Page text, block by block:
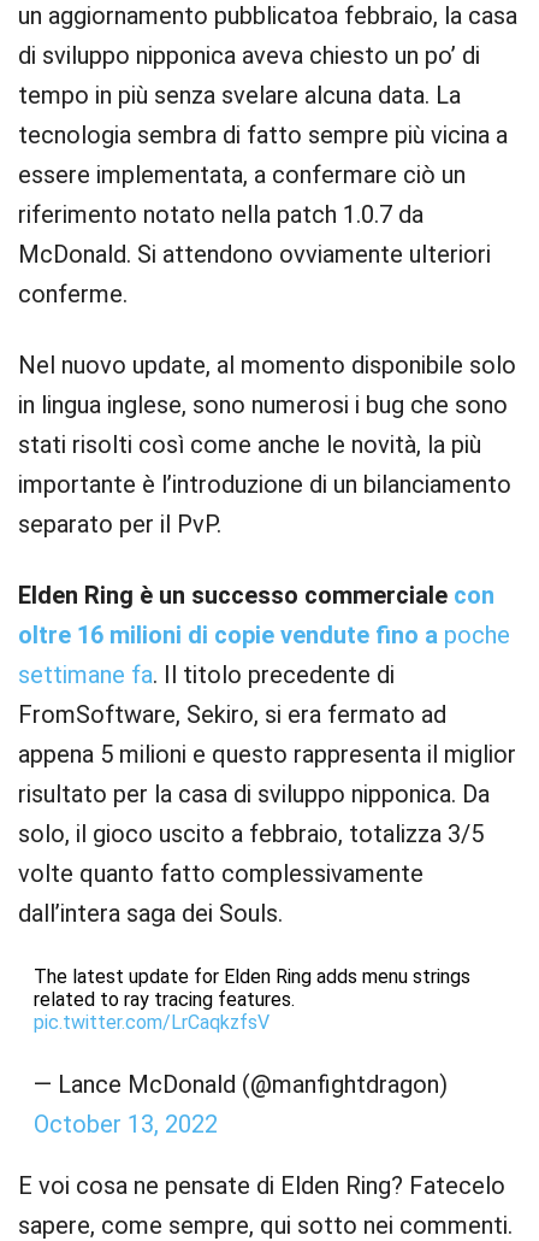
un aggiornamento pubblicatoa febbraio, la casa
di sviluppo nipponica aveva chiesto un po’ di
tempo in più senza svelare alcuna data. La
tecnologia sembra di fatto sempre più vicina a
essere implementata, a confermare ciò un
riferimento notato nella patch 1.0.7 da
McDonald. Si attendono ovviamente ulteriori
conferme.
Nel nuovo update, al momento disponibile solo
in lingua inglese, sono numerosi i bug che sono
stati risolti così come anche le novità, la più
importante è l’introduzione di un bilanciamento
separato per il PvP.
Elden Ring è un successo commerciale con
oltre 16 milioni di copie vendute fino a poche
settimane fa. Il titolo precedente di
FromSoftware, Sekiro, si era fermato ad
appena 5 milioni e questo rappresenta il miglior
risultato per la casa di sviluppo nipponica. Da
solo, il gioco uscito a febbraio, totalizza 3/5
volte quanto fatto complessivamente
dall’intera saga dei Souls.
The latest update for Elden Ring adds menu strings
related to ray tracing features.
pic.twitter.com/LrCaqkzfsV
— Lance McDonald (@manfightdragon)
October 13, 2022
E voi cosa ne pensate di Elden Ring? Fatecelo
sapere, come sempre, qui sotto nei commenti.